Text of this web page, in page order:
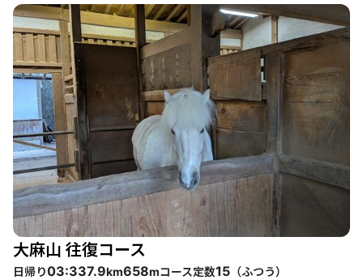
美味しい食事で締めくくる、充実した一日を過ごしてみてはいか
がでしょうか。
観光客で賑わう参道とは対照的に、琴平山の登山道は静けさに包
まれ、自然の中での癒しの時間を提供してくれます。 登山者たち
は、奥社を過ぎると急に静かな森の中に入る感覚を楽しみ、特に
落ち葉に覆われたふかふかのトレイルや、急峻な下りに挑む冒険
感を味わいます。春にはソメイヨシノが咲き誇り、秋には美しい
紅葉が楽しめるため、四季折々の景観が魅力です。特に、讃岐平
野を見渡すことができる山頂からの眺望は、訪れる価値がありま
す。 このコースは初心者から健脚者まで楽しめる内容で、特に家
族連れや友人同士での登山におすすめです。ただし、急な下りや
滑りやすい道があるため、注意が必要です。登山後には、近くの
温泉や讃岐うどんを楽しむことができ、地元のグルメを堪能する
こともできます。 アクセスも良好で、車やバスでの訪問が可能で
す。登山道は整備されているものの、混雑する参道とは異なり、
琴平山では静かな自然の中での山行を楽しむことができます。特
に、登山者同士の交流や、山の静けさを感じながらの時間は、心
に残る体験となるでしょう。
大麻山 往復コース
日帰り03:337.9km658mコース定数15 （ふつう）